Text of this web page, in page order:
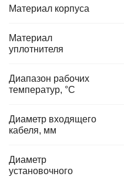
Материал корпуса
Материал
уплотнителя
Диапазон рабочих
температур, °C
Диаметр входящего
кабеля, мм
Диаметр
установочного